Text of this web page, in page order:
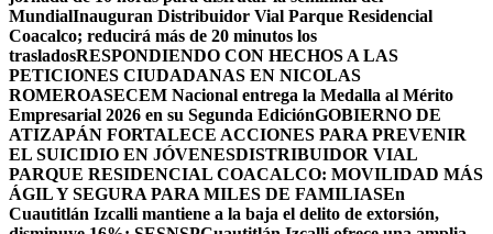
MundialInauguran Distribuidor Vial Parque Residencial
Coacalco; reducirá más de 20 minutos los
trasladosRESPONDIENDO CON HECHOS A LAS
PETICIONES CIUDADANAS EN NICOLAS
ROMEROASECEM Nacional entrega la Medalla al Mérito
Empresarial 2026 en su Segunda EdiciónGOBIERNO DE
ATIZAPÁN FORTALECE ACCIONES PARA PREVENIR
EL SUICIDIO EN JÓVENESDISTRIBUIDOR VIAL
PARQUE RESIDENCIAL COACALCO: MOVILIDAD MÁS
ÁGIL Y SEGURA PARA MILES DE FAMILIASEn
Cuautitlán Izcalli mantiene a la baja el delito de extorsión,